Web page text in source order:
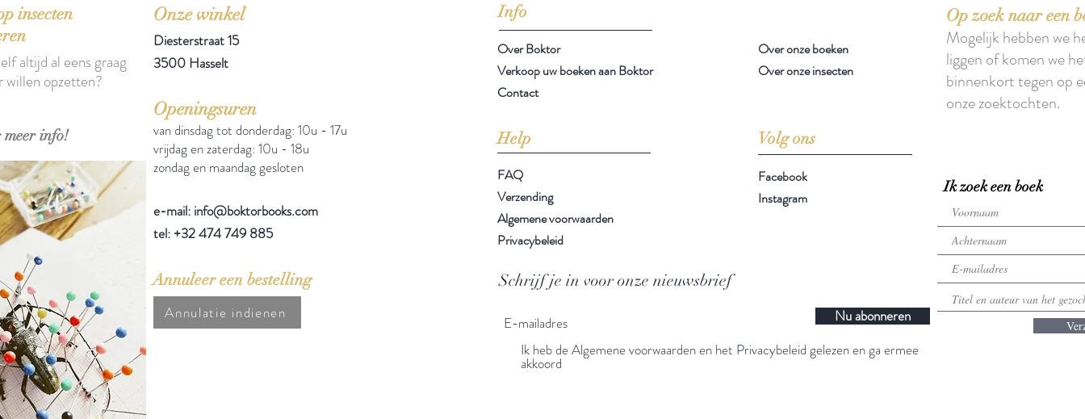
insecten
info!
altijd al eens graag
willen opzetten?
Onze winkel
Diesterstraat 15
3500 Hasselt
Openingsuren
van dinsdag tot donderdag: 10u - 17u
vrijdag en zaterdag: 10u - 18u
zondag en maandag gesloten
e-mail: info@boktorbooks.com
tel: +32 474 749 885
Info
Over Boktor
Verkoop uw boeken aan Boktor
Contact
Help Volg ons
Op zoek naar een
Mogelijk hebben we
liggen of komen we
binnenkort tegen op
onze zoektochten.
FAQ
Verzending
Algemene voorwaarden
Privacybeleid
Facebook
Instagram
Schrijf je in voor onze nieuwsbrief
Nu abonneren
Ik heb de Algemene voorwaarden en het Privacybeleid gelezen en ga ermee
akkoord
Ik zoek een boek
Over onze boeken
Over onze insecten
Annuleer een bestelling
Annulatie indienen